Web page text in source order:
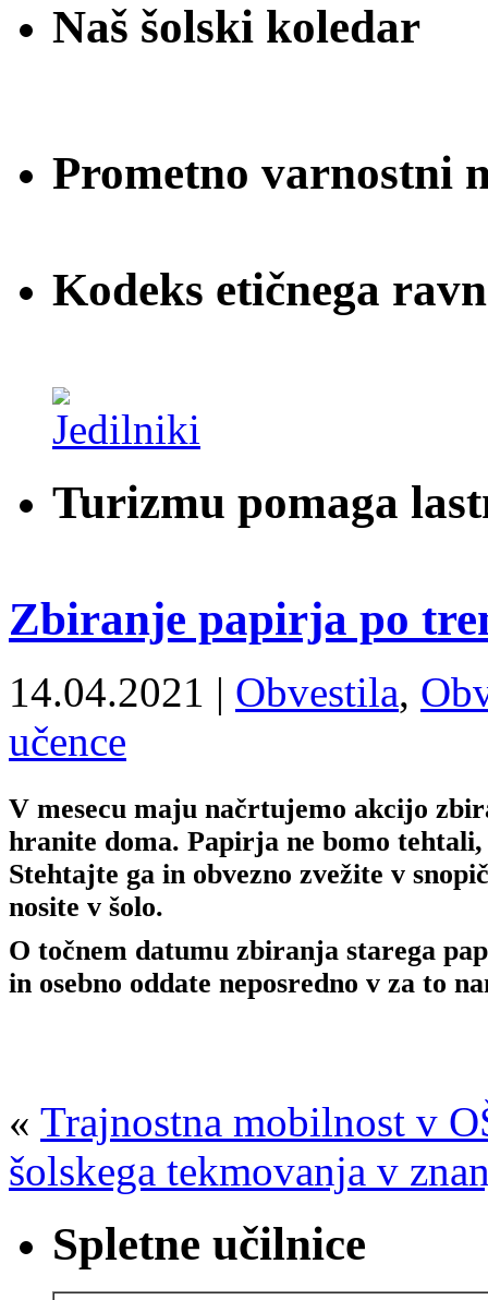
Naš šolski koledar
Prometno varnostni
Kodeks etičnega
Turizmu pomaga
Zbiranje papirja po
14.04.2021 | Obvestila,
učence
V mesecu maju načrtujemo akcijo
hranite doma. Papirja ne bomo
Stehtajte ga in obvezno zvežite v
nosite v šolo.
O točnem datumu zbiranja starega
in osebno oddate neposredno v za to
« Trajnostna mobilnost v
šolskega tekmovanja v
Spletne učilnice